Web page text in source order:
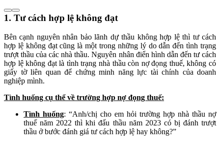
1. Tư cách hợp lệ không đạt
Bên cạnh nguyên nhân bảo lãnh dự thầu không hợp lệ thì tư cách
hợp lệ không đạt cũng là một trong những lý do dẫn đến tình trạng
trượt thầu của các nhà thầu. Nguyên nhân điển hình dẫn đến tư cách
hợp lệ không đạt là tình trạng nhà thầu còn nợ đọng thuế, không có
giấy tờ liên quan để chứng minh năng lực tài chính của doanh
nghiệp mình.
Tình huống cụ thể về trường hợp nợ đọng thuế:
Tình huống: “Anh/chị cho em hỏi trường hợp nhà thầu nợ
thuế năm 2022 thì khi đấu thầu năm 2023 có bị đánh trượt
thầu ở bước đánh giá tư cách hợp lệ hay không?”